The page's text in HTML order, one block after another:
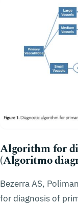
Algorithm for
(Algoritmo
Bezerra AS,
for diagnosis of